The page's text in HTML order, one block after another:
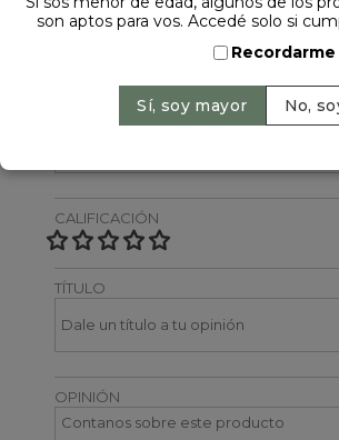
CALIFICACIÓN
TÍTULO
OPINIÓN
son aptos para vos. Accedé solo si
Recordarme